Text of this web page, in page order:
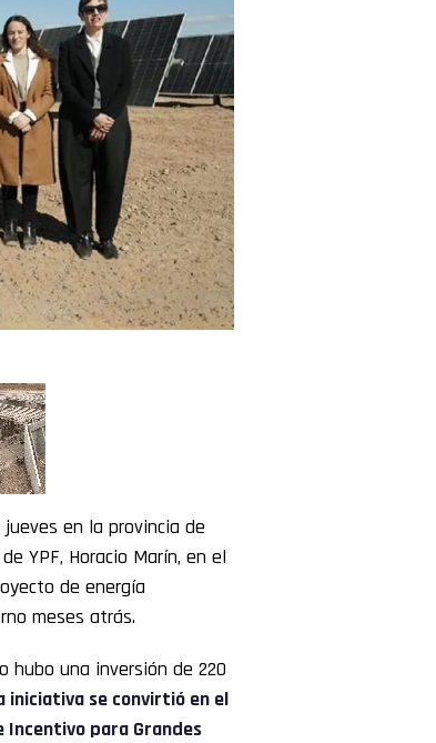
en la provincia de
YPF, Horacio Marín, en el
de energía
meses atrás.
hubo una inversión de 220
iniciativa se convirtió en el
Incentivo para Grandes